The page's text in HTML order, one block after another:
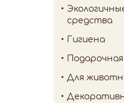
средства
Гигиена
Для